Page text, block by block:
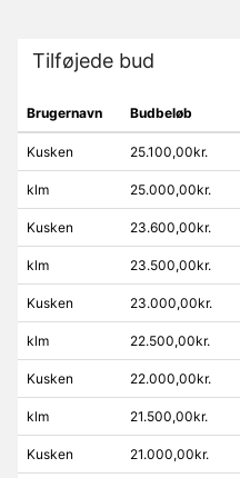
Tilføjede bud
Brugernavn Budbeløb
Kusken 25.100,00kr.
klm 25.000,00kr.
Kusken 23.600,00kr.
klm 23.500,00kr.
Kusken 23.000,00kr.
klm 22.500,00kr.
Kusken 22.000,00kr.
klm 21.500,00kr.
Kusken 21.000,00kr.